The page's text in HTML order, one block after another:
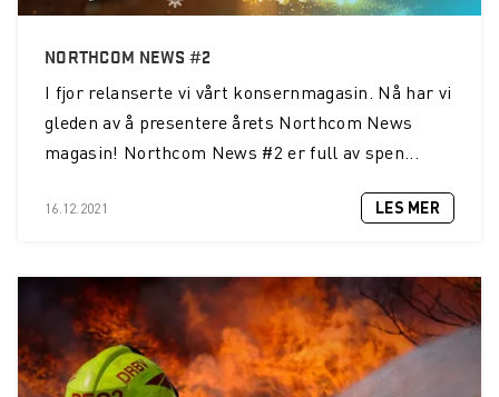
NORTHCOM NEWS #2
I fjor relanserte vi vårt konsernmagasin. Nå har vi
gleden av å presentere årets Northcom News
magasin! Northcom News #2 er full av spen...
16.12.2021 LES MER